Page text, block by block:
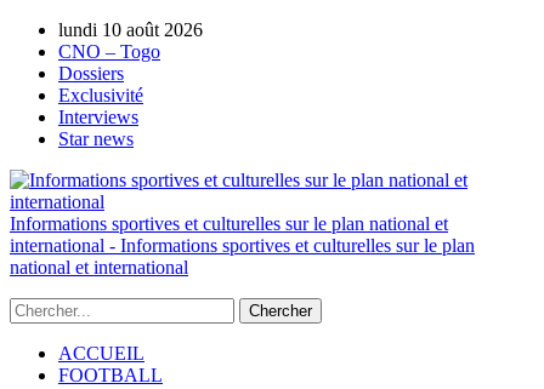
lundi 10 août 2026
CNO – Togo
Dossiers
Exclusivité
Interviews
Star news
Informations sportives et culturelles sur le plan national et
international - Informations sportives et culturelles sur le plan
national et international
ACCUEIL
FOOTBALL
AUTORISATION DE LA HAAC N°0134/